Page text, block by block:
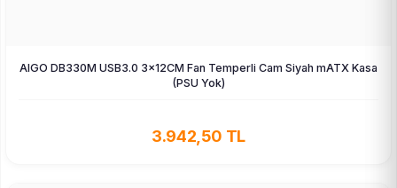
AIGO DB330M USB3.0 3×12CM Fan Temperli Cam Siyah mATX Kasa
(PSU Yok)
3.942,50 TL